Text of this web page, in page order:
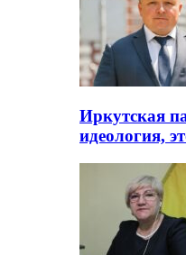
Иркутская
идеология,